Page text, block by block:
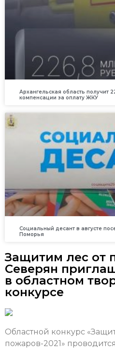
Архангельская область получит
компенсации за оплату ЖКУ
Социальный десант в августе
Поморья
Защитим лес от
Северян
в областном
конкурсе
Областной конкурс
пожаров-2021»